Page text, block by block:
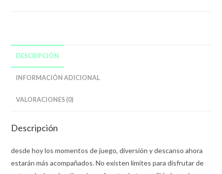
Chimpanzini
Bananini
Varios
cantidad
DESCRIPCIÓN
INFORMACIÓN ADICIONAL
VALORACIONES (0)
Descripción
desde hoy los momentos de juego, diversión y descanso ahora
estarán más acompañados. No existen límites para disfrutar de